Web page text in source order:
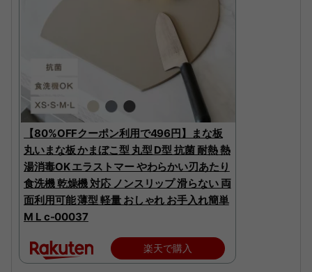
【80%OFFクーポン利用で496円】まな板
丸いまな板 かまぼこ型 丸型 D型 抗菌 耐熱 熱
湯消毒OK エラストマー やわらかい刃あたり
食洗機 乾燥機 対応 ノンスリップ 滑らない 両
面利用可能 薄型 軽量 おしゃれ お手入れ簡単
M L c-00037
楽天で購入